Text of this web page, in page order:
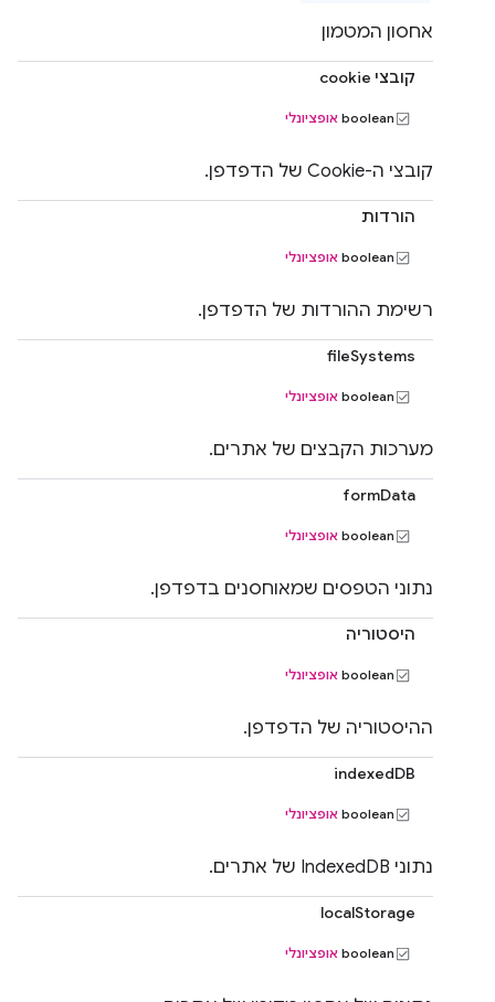
אחסון המטמון
קובצי cookie
‫boolean אופציונלי
קובצי ה-Cookie של הדפדפן.
הורדות
‫boolean אופציונלי
רשימת ההורדות של הדפדפן.
fileSystems
‫boolean אופציונלי
מערכות הקבצים של אתרים.
formData
‫boolean אופציונלי
נתוני הטפסים שמאוחסנים בדפדפן.
היסטוריה
‫boolean אופציונלי
ההיסטוריה של הדפדפן.
indexedDB
‫boolean אופציונלי
נתוני IndexedDB של אתרים.
localStorage
‫boolean אופציונלי